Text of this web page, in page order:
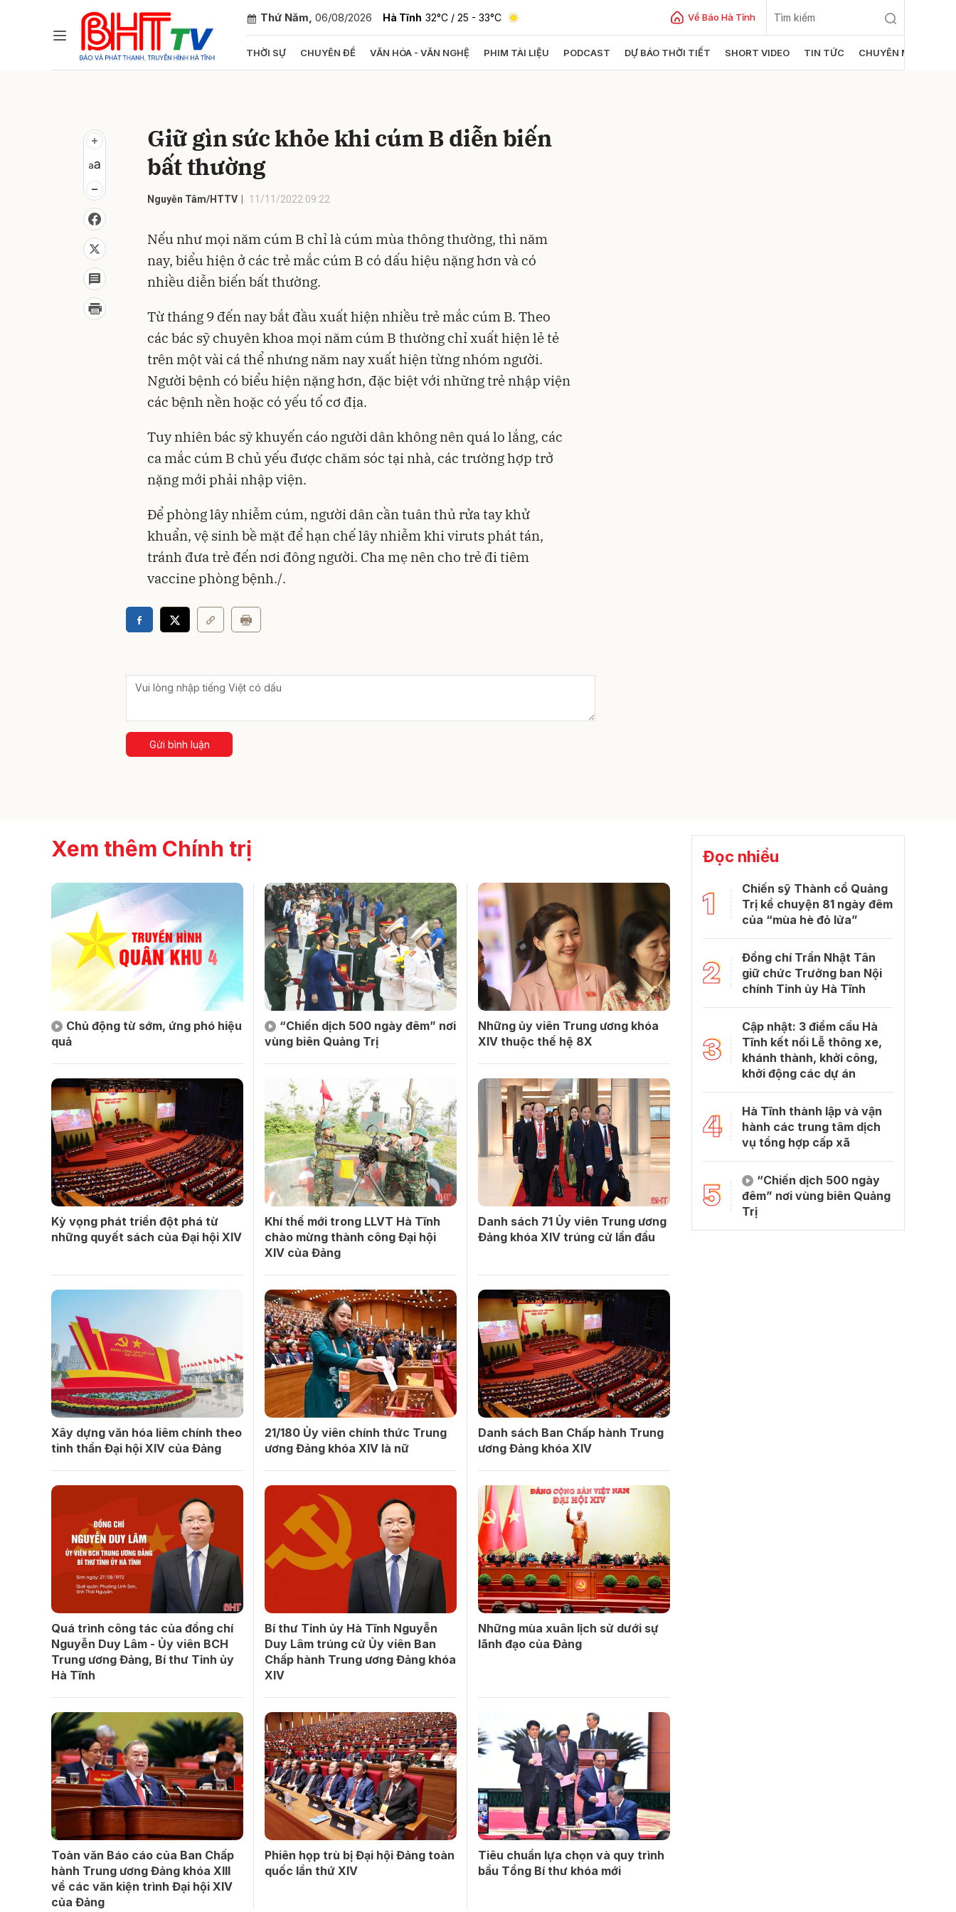
Thứ Năm, 06/08/2026 Hà Tĩnh 32°C / 25 - 33°C Về Báo Hà Tĩnh
THỜI SỰ CHUYÊN ĐỀ VĂN HÓA - VĂN NGHỆ PHIM TÀI LIỆU PODCAST DỰ BÁO THỜI TIẾT SHORT VIDEO TIN TỨC CHUYÊN MỤC
Giữ gìn sức khỏe khi cúm B diễn biến
bất thường
Nguyễn Tâm/HTTV 11/11/2022 09:22
Nếu như mọi năm cúm B chỉ là cúm mùa thông thường, thì năm
nay, biểu hiện ở các trẻ mắc cúm B có dấu hiệu nặng hơn và có
nhiều diễn biến bất thường.
Từ tháng 9 đến nay bắt đầu xuất hiện nhiều trẻ mắc cúm B. Theo
các bác sỹ chuyên khoa mọi năm cúm B thường chỉ xuất hiện lẻ tẻ
trên một vài cá thể nhưng năm nay xuất hiện từng nhóm người.
Người bệnh có biểu hiện nặng hơn, đặc biệt với những trẻ nhập viện
các bệnh nền hoặc có yếu tố cơ địa.
Tuy nhiên bác sỹ khuyến cáo người dân không nên quá lo lắng, các
ca mắc cúm B chủ yếu được chăm sóc tại nhà, các trường hợp trở
nặng mới phải nhập viện.
Để phòng lây nhiễm cúm, người dân cần tuân thủ rửa tay khử
khuẩn, vệ sinh bề mặt để hạn chế lây nhiễm khi viruts phát tán,
tránh đưa trẻ đến nơi đông người. Cha mẹ nên cho trẻ đi tiêm
vaccine phòng bệnh./.
Gửi bình luận
Xem thêm Chính trị
Chủ động từ sớm, ứng phó hiệu
quả
“Chiến dịch 500 ngày đêm” nơi
vùng biên Quảng Trị
Những ủy viên Trung ương khóa
XIV thuộc thế hệ 8X
Kỳ vọng phát triển đột phá từ
những quyết sách của Đại hội XIV
Khí thế mới trong LLVT Hà Tĩnh
chào mừng thành công Đại hội
XIV của Đảng
Danh sách 71 Ủy viên Trung ương
Đảng khóa XIV trúng cử lần đầu
Xây dựng văn hóa liêm chính theo
tinh thần Đại hội XIV của Đảng
21/180 Ủy viên chính thức Trung
ương Đảng khóa XIV là nữ
Danh sách Ban Chấp hành Trung
ương Đảng khóa XIV
Quá trình công tác của đồng chí
Nguyễn Duy Lâm - Ủy viên BCH
Trung ương Đảng, Bí thư Tỉnh ủy
Hà Tĩnh
Bí thư Tỉnh ủy Hà Tĩnh Nguyễn
Duy Lâm trúng cử Ủy viên Ban
Chấp hành Trung ương Đảng khóa
XIV
Những mùa xuân lịch sử dưới sự
lãnh đạo của Đảng
Toàn văn Báo cáo của Ban Chấp
hành Trung ương Đảng khóa XIII
về các văn kiện trình Đại hội XIV
của Đảng
Phiên họp trù bị Đại hội Đảng toàn
quốc lần thứ XIV
Tiêu chuẩn lựa chọn và quy trình
bầu Tổng Bí thư khóa mới
Đọc nhiều
1
Chiến sỹ Thành cổ Quảng
Trị kể chuyện 81 ngày đêm
của “mùa hè đỏ lửa”
2
Đồng chí Trần Nhật Tân
giữ chức Trưởng ban Nội
chính Tỉnh ủy Hà Tĩnh
3
Cập nhật: 3 điểm cầu Hà
Tĩnh kết nối Lễ thông xe,
khánh thành, khởi công,
khởi động các dự án
4
Hà Tĩnh thành lập và vận
hành các trung tâm dịch
vụ tổng hợp cấp xã
5
“Chiến dịch 500 ngày
đêm” nơi vùng biên Quảng
Trị
Gửi bình luận